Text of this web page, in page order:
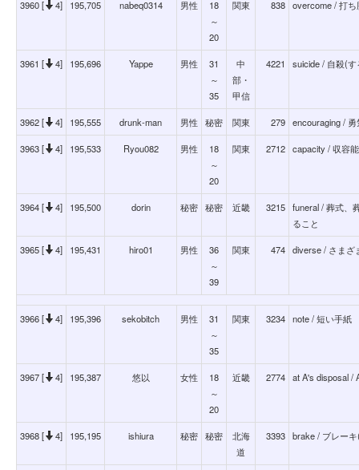
3960 [ 4] 195,705 nabeq0314 男性
18
～
20
関東 838 overcome / 打ち
3961 [ 4] 195,696 Yappe 男性
31
～
35
中
部・
甲信
4221 suicide / 自殺(
3962 [ 4] 195,555 drunk-man 男性 秘密 関東 279 encouraging /
3963 [ 4] 195,533 Ryou082 男性
18
～
20
関東 2712 capacity / 収容
3964 [ 4] 195,500 dorin 秘密 秘密 近畿 3215 funeral / 葬式、
ること
3965 [ 4] 195,431 hiro01 男性
36
～
39
関東 474 diverse / さまざ
3966 [ 4] 195,396 sekobitch 男性
31
～
35
関東 3234 note / 短い手紙
3967 [ 4] 195,387 悠以 女性
18
～
20
近畿 2774 at A's disposal /
3968 [ 4] 195,195 ishiura 秘密 秘密
北海
道
3393 brake / ブレー